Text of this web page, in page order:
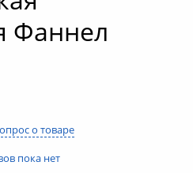
Фаннел
о товаре
пока нет